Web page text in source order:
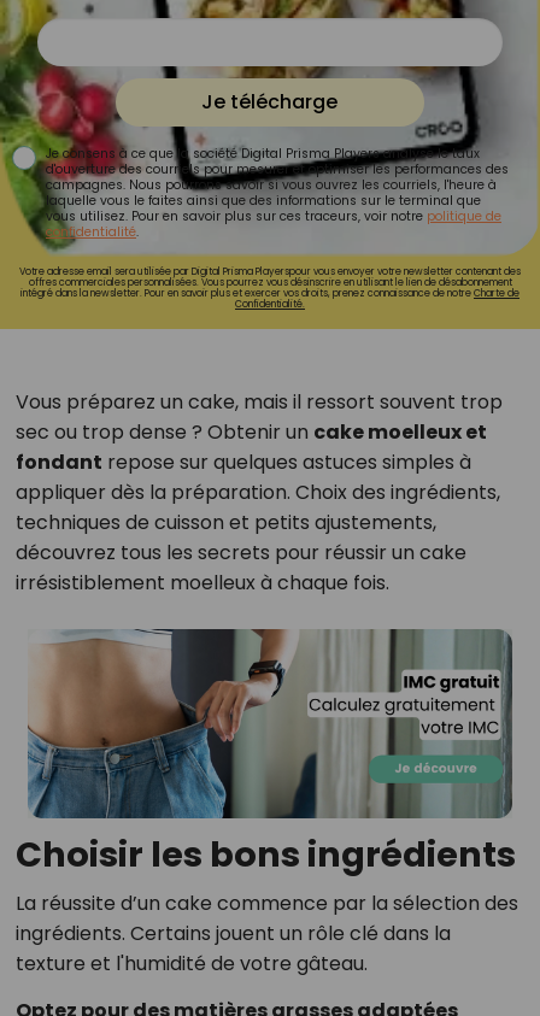
Je télécharge
Je consens à ce que la société Digital Prisma Players analyse le taux
d'ouverture des courriels pour mesurer et optimiser les performances des
campagnes. Nous pourrons savoir si vous ouvrez les courriels, l'heure à
laquelle vous le faites ainsi que des informations sur le terminal que
vous utilisez. Pour en savoir plus sur ces traceurs, voir notre politique de
confidentialité.
Votre adresse email sera utilisée par Digital Prisma Playerspour vous envoyer votre newsletter contenant des
offres commerciales personnalisées. Vous pourrez vous désinscrire en utilisant le lien de désabonnement
intégré dans la newsletter. Pour en savoir plus et exercer vos droits, prenez connaissance de notreCharte de
Confidentialité.
Vous préparez un cake, mais il ressort souvent trop
sec ou trop dense ? Obtenir un cake moelleux et
fondant repose sur quelques astuces simples à
appliquer dès la préparation. Choix des ingrédients,
techniques de cuisson et petits ajustements,
découvrez tous les secrets pour réussir un cake
irrésistiblement moelleux à chaque fois.
Choisir les bons ingrédients
La réussite d’un cake commence par la sélection des
ingrédients. Certains jouent un rôle clé dans la
texture et l'humidité de votre gâteau.